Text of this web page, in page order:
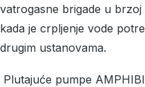
vatrogasne brigade u
kada je crpljenje vode
drugim ustanovama.
Plutajuće pumpe